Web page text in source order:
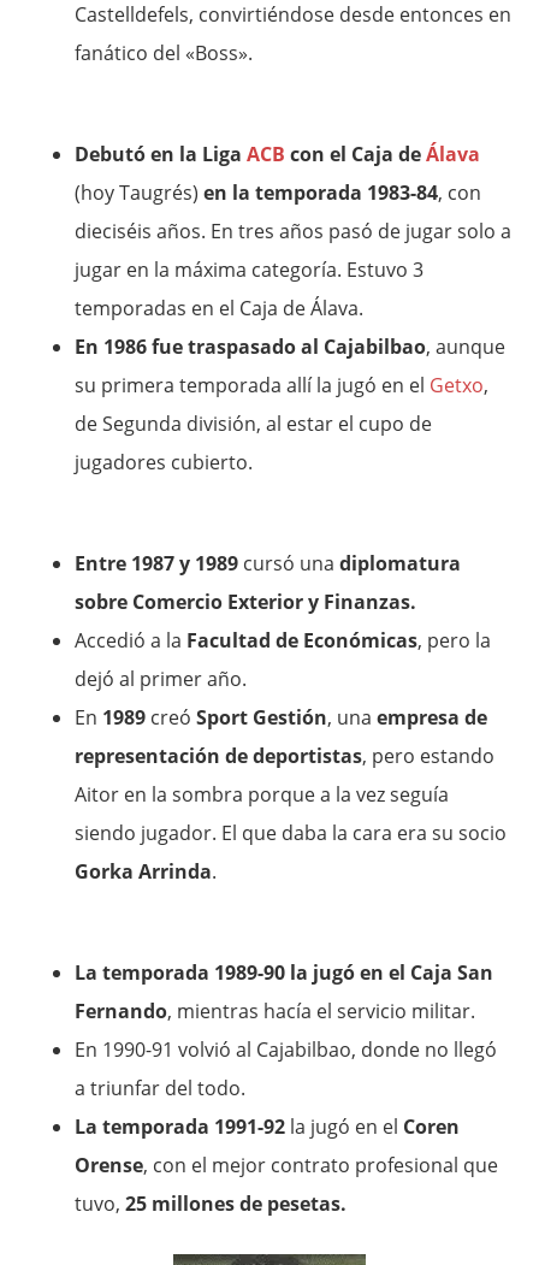
Castelldefels, convirtiéndose desde entonces en
fanático del «Boss».
Debutó en la LigaACB con el Caja deÁlava
(hoy Taugrés) en la temporada 1983-84, con
dieciséis años. En tres años pasó de jugar solo a
jugar en la máxima categoría. Estuvo 3
temporadas en el Caja de Álava.
En 1986 fue traspasado al Cajabilbao, aunque
su primera temporada allí la jugó en el Getxo,
de Segunda división, al estar el cupo de
jugadores cubierto.
Entre 1987 y 1989 cursó unadiplomatura
sobre Comercio Exterior y Finanzas.
Accedió a la Facultad de Económicas, pero la
dejó al primer año.
En 1989 creóSport Gestión, unaempresa de
representación de deportistas, pero estando
Aitor en la sombra porque a la vez seguía
siendo jugador. El que daba la cara era su socio
Gorka Arrinda.
La temporada 1989-90 la jugó en el Caja San
Fernando, mientras hacía el servicio militar.
En 1990-91 volvió al Cajabilbao, donde no llegó
a triunfar del todo.
La temporada 1991-92 la jugó en el Coren
Orense, con el mejor contrato profesional que
tuvo,25 millones de pesetas.